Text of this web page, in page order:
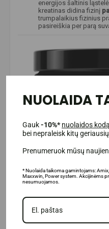
energijos šaltinis
kreatinas didina fizinį
trumpalaikius fizinius
pasireiškia per parą
NUOLAIDA
Gauk-10%* nuolaidos kodą
bei nepraleisk kitų
Prenumeruok mūsų
* Nuolaida taikoma gamintojams:
Maxxwin, Power system. Akcijinėms
nesumuojamos.